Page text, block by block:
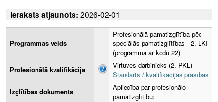
Ieraksts atjaunots: 2026-02-01
Programmas veids
Profesionālā pamatizglītība pēc
speciālās pamatizglītības - 2. LKI
(programma ar kodu 22)
Profesionālā kvalifikācija
Virtuves darbinieks (2. PKL)
Standarts / kvalifikācijas prasības
Izglītības dokuments
Apliecība par profesionālo
pamatizglītību;